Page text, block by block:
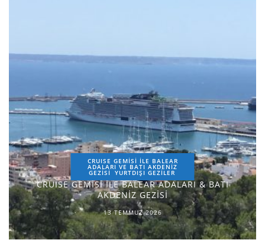
CRUISE GEMİSİ İLE BALEAR
ADALARI VE BATI AKDENİZ
GEZİSİ YURTDIŞI GEZILER
CRUISE GEMİSİ İLE BALEAR ADALARI & BATI
AKDENİZ GEZİSİ
13 TEMMUZ 2026